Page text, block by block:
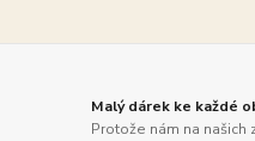
Malý dárek ke každé
Protože nám na našich